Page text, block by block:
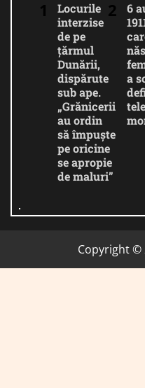
Locurile
interzise
de pe
țărmul
Dunării,
dispărute
sub ape.
„Grănicerii
au ordin
să împuște
pe oricine
se apropie
de maluri”
6
a
Copyright ©